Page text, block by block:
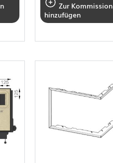
Zur Kommission
hinzufügen